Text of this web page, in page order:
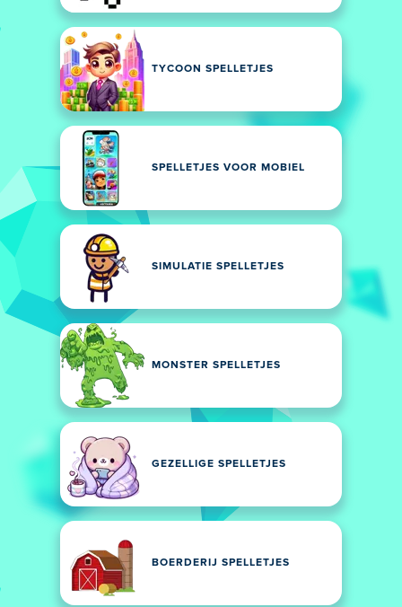
TYCOON SPELLETJES
SPELLETJES VOOR MOBIEL
SIMULATIE SPELLETJES
MONSTER SPELLETJES
GEZELLIGE SPELLETJES
BOERDERIJ SPELLETJES